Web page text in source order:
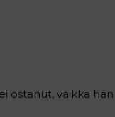
ostanut, vaikka hän